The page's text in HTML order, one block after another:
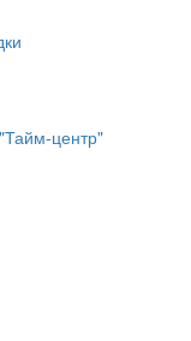
центр"